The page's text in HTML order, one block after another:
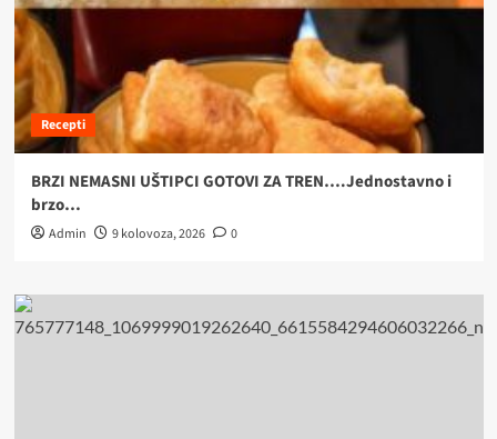
Recepti
BRZI NEMASNI UŠTIPCI GOTOVI ZA TREN….Jednostavno i
brzo…
Admin 9 kolovoza, 2026 0